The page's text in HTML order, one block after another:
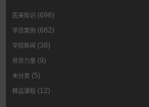
医美知识 (696)
学员案例 (682)
学院新闻 (38)
师资力量 (9)
未分类 (5)
精品课程 (12)